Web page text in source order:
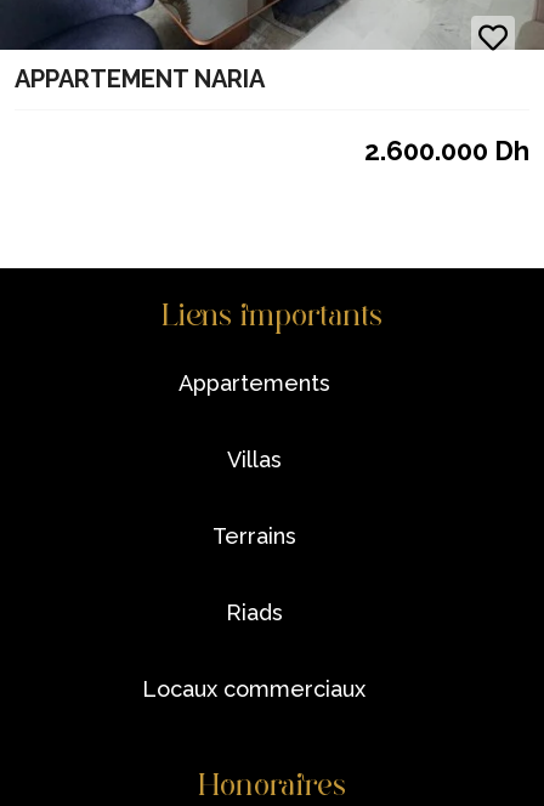
APPARTEMENT NARIA
2.600.000 Dh
Liens importants
appartements
villas
terrains
riads
locaux commerciaux
Honoraires